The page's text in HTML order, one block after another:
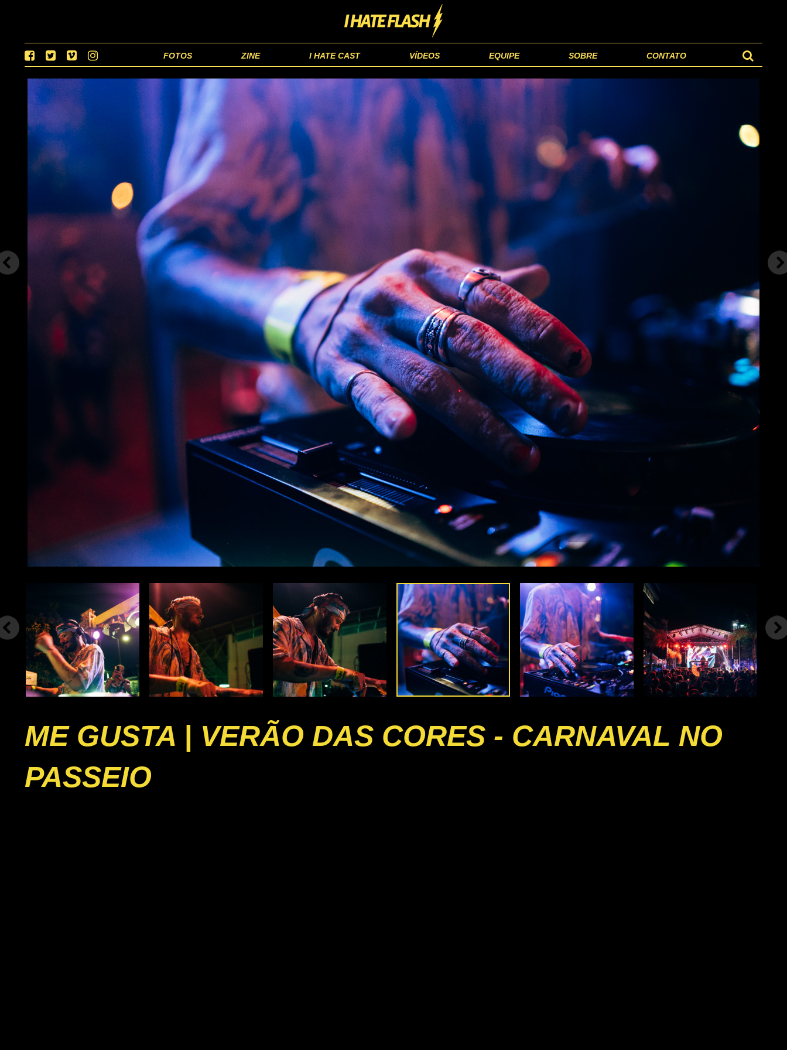
FOTOS ZINE I HATE CAST VÍDEOS EQUIPE SOBRE CONTATO
ME GUSTA | VERÃO DAS CORES - CARNAVAL NO
PASSEIO